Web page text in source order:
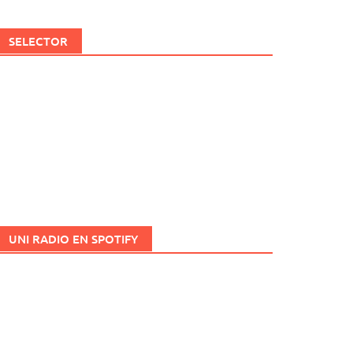
SELECTOR
UNI RADIO EN SPOTIFY